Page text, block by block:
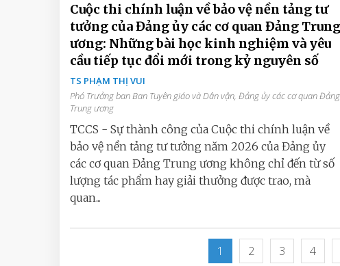
Cuộc thi chính luận về bảo vệ nền tảng tư
tưởng của Đảng ủy các cơ quan Đảng Trung
ương: Những bài học kinh nghiệm và yêu
cầu tiếp tục đổi mới trong kỷ nguyên số
TS PHẠM THỊ VUI
Phó Trưởng ban Ban Tuyên giáo và Dân vận, Đảng ủy các cơ quan Đảng
Trung ương
TCCS - Sự thành công của Cuộc thi chính luận về
bảo vệ nền tảng tư tưởng năm 2026 của Đảng ủy
các cơ quan Đảng Trung ương không chỉ đến từ số
lượng tác phẩm hay giải thưởng được trao, mà
quan...
1 2 3 4